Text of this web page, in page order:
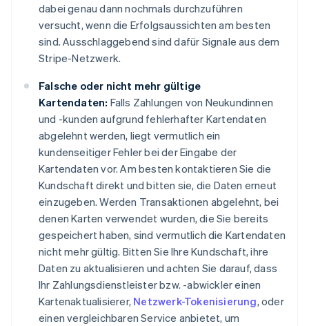
dabei genau dann nochmals durchzuführen
versucht, wenn die Erfolgsaussichten am besten
sind. Ausschlaggebend sind dafür Signale aus dem
Stripe-Netzwerk.
Falsche oder nicht mehr gültige
Kartendaten: Falls Zahlungen von Neukundinnen
und -kunden aufgrund fehlerhafter Kartendaten
abgelehnt werden, liegt vermutlich ein
kundenseitiger Fehler bei der Eingabe der
Kartendaten vor. Am besten kontaktieren Sie die
Kundschaft direkt und bitten sie, die Daten erneut
einzugeben. Werden Transaktionen abgelehnt, bei
denen Karten verwendet wurden, die Sie bereits
gespeichert haben, sind vermutlich die Kartendaten
nicht mehr gültig. Bitten Sie Ihre Kundschaft, ihre
Daten zu aktualisieren und achten Sie darauf, dass
Ihr Zahlungsdienstleister bzw. -abwickler einen
Kartenaktualisierer, Netzwerk-Tokenisierung, oder
einen vergleichbaren Service anbietet, um